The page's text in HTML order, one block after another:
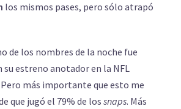
los mismos pases, pero sólo atrapó
de los nombres de la noche fue
su estreno anotador en la NFL
más importante que esto me
que jugó el 79% de los snaps. Más